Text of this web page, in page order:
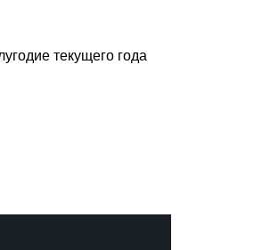
текущего года